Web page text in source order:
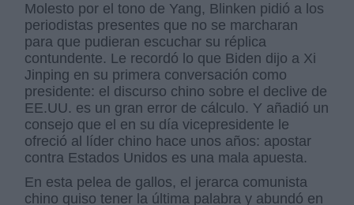
Molesto por el tono de Yang, Blinken pidió a los
periodistas presentes que no se marcharan
para que pudieran escuchar su réplica
contundente. Le recordó lo que Biden dijo a Xi
Jinping en su primera conversación como
presidente: el discurso chino sobre el declive de
EE.UU. es un gran error de cálculo. Y añadió un
consejo que el en su día vicepresidente le
ofreció al líder chino hace unos años: apostar
contra Estados Unidos es una mala apuesta.
En esta pelea de gallos, el jerarca comunista
chino quiso tener la última palabra y abundó en